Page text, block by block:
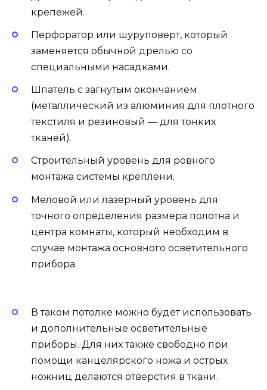
крепежей.
Перфоратор или шуруповерт, который
заменяется обычной дрелью со
специальными насадками.
Шпатель с загнутым окончанием
(металлический из алюминия для плотного
текстиля и резиновый — для тонких
тканей).
Строительный уровень для ровного
монтажа системы креплени.
Меловой или лазерный уровень для
точного определения размера полотна и
центра комнаты, который необходим в
случае монтажа основного осветительного
прибора.
В таком потолке можно будет использовать
и дополнительные осветительные
приборы. Для них также свободно при
помощи канцелярского ножа и острых
ножниц делаются отверстия в ткани.